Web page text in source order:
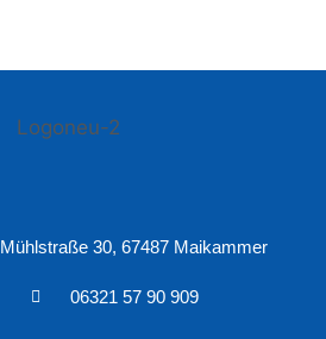
Mühlstraße 30, 67487 Maikammer
06321 57 90 909